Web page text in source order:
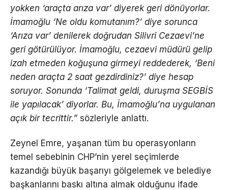
yokken ‘araçta arıza var’ diyerek geri dönüyorlar.
İmamoğlu ‘Ne oldu komutanım?’ diye sorunca
‘Arıza var’ denilerek doğrudan Silivri Cezaevi’ne
geri götürülüyor. İmamoğlu, cezaevi müdürü gelip
izah etmeden koğuşuna girmeyi reddederek, ‘Beni
neden araçta 2 saat gezdirdiniz?’ diye hesap
soruyor. Sonunda ‘Talimat geldi, duruşma SEGBİS
ile yapılacak’ diyorlar. Bu, İmamoğlu’na uygulanan
açık bir tecrittir.” sözleriyle anlattı.
Zeynel Emre, yaşanan tüm bu operasyonların
temel sebebinin CHP’nin yerel seçimlerde
kazandığı büyük başarıyı gölgelemek ve belediye
başkanlarını baskı altına almak olduğunu ifade